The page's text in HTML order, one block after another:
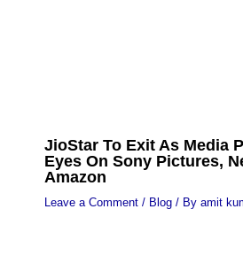
JioStar To Exit As Media
Eyes On Sony Pictures,
Amazon
Leave a Comment / Blog/ By amit